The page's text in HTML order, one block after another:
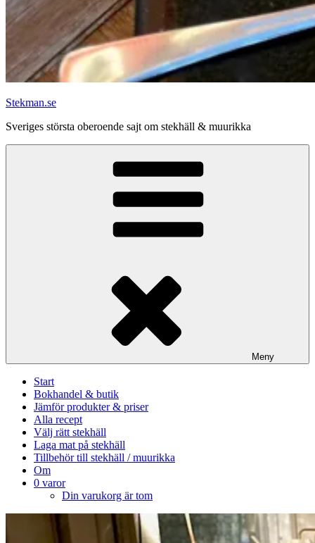
Stekman.se
Sveriges största oberoende sajt om stekhäll & muurikka
Meny
Start
Bokhandel & butik
Jämför produkter & priser
Alla recept
Välj rätt stekhäll
Laga mat på stekhäll
Tillbehör till stekhäll / muurikka
Om
0 varor
Din varukorg är tom